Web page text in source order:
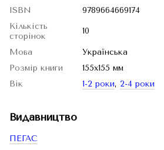
ISBN
9789664669174
Кількість
сторінок
10
Мова
Українська
Розмір книги
155х155 мм
Вік
1-2 роки, 2-4 роки
Видавництво
ПЕГАС